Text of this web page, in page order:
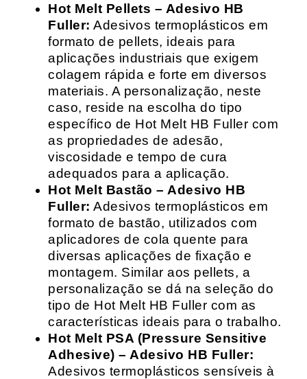
Hot Melt Pellets – Adesivo HB
Fuller: Adesivos termoplásticos em
formato de pellets, ideais para
aplicações industriais que exigem
colagem rápida e forte em diversos
materiais. A personalização, neste
caso, reside na escolha do tipo
específico de Hot Melt HB Fuller com
as propriedades de adesão,
viscosidade e tempo de cura
adequados para a aplicação.
Hot Melt Bastão – Adesivo HB
Fuller: Adesivos termoplásticos em
formato de bastão, utilizados com
aplicadores de cola quente para
diversas aplicações de fixação e
montagem. Similar aos pellets, a
personalização se dá na seleção do
tipo de Hot Melt HB Fuller com as
características ideais para o trabalho.
Hot Melt PSA (Pressure Sensitive
Adhesive) – Adesivo HB Fuller:
Adesivos termoplásticos sensíveis à